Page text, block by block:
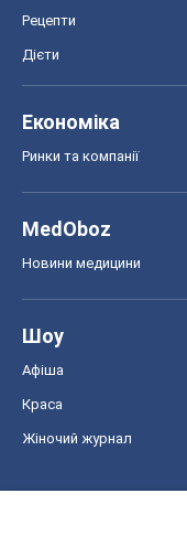
Рецепти
Дієти
Економіка
Ринки та компанії
MedOboz
Новини медицини
Шоу
Афіша
Краса
Жіночий журнал